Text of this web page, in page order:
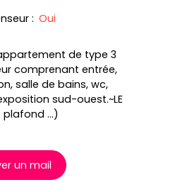
: Oui
de type 3
comprenant entrée,
salle de bains, wc,
sud-ouest.~LE
plafond ...)
un mail